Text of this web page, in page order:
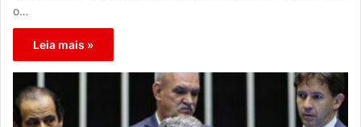
o…
Leia mais »